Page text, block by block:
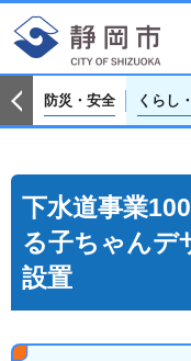
防災・安全 くらし
下水道事業
る子ちゃんデ
設置